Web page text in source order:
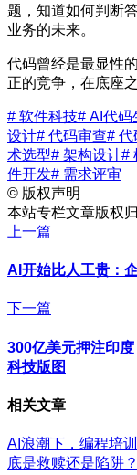
题，知道如何判断
业务的未来。
代码曾经是最显性
正的竞争，在底座之
# 软件科技# AI代码
设计# 代码审查# 代
术选型# 架构设计#
件开发# 需求评审
© 版权声明
本站专栏文章版权
上一篇
AI开始比人工贵：
下一篇
300亿美元押注印
科技版图
相关文章
AI浪潮下，编程培
底是救赎还是陷阱？